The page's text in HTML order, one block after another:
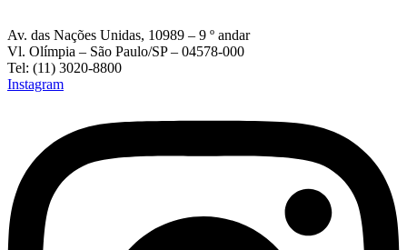
Av. das Nações Unidas, 10989 – 9 º andar
Vl. Olímpia – São Paulo/SP – 04578-000
Tel: (11) 3020-8800
Instagram